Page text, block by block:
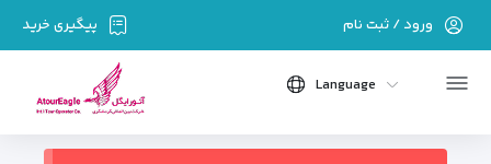
پیگیری خرید ورود / ثبت نام
Language